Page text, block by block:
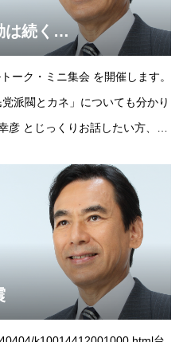
は続く…
ーク・ミニ集会 を開催します。
派閥とカネ」についても分かり
とじっくりお話したい方、ぜ
料